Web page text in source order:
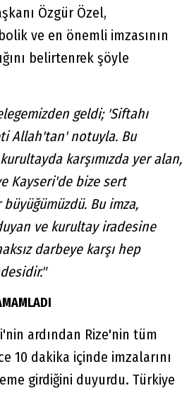
Özgür Özel,
ve en önemli imzasının
belirtenrek şöyle
geldi; 'Siftahı
Allah'tan' notuyla. Bu
karşımızda yer alan,
Kayseri'de bize sert
Bu imza,
ve kurultay iradesine
darbeye karşı hep
ardından Rize'nin tüm
10 dakika içinde imzalarını
girdiğini duyurdu. Türkiye